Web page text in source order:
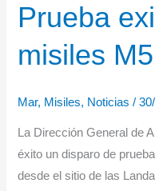
Patrimonio
vehículos
Prueba
misiles
Mar, Misiles, Noticias /
La Dirección General de
éxito un disparo de
desde el sitio de las